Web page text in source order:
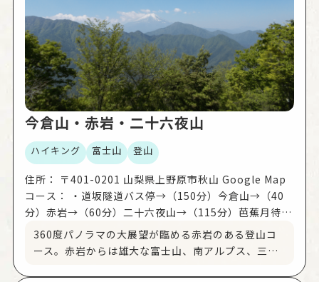
ばらく進み、落合橋を渡って九鬼の集落に入りま
す。橋を渡ってすぐ右に曲がると、落合水路橋（国
登録文化財）をくぐり抜けられるポイントも。
集落の中にある指標をたどって「愛宕神社コース」
か「杉山新道」に進みます。
＊眺望スポット リニア見晴台（杉山新道）、富士
見平
②田野倉駅側コース
田野倉駅から国道139号を富士吉田方面へ向かいま
す。道の駅つるに向かう「大原橋東」の信号を目指
して進むと「門前入口バス停」があるので左折して
踏切を渡ります。
登山道の案内に沿って坂を登っていくと、林道に入
「池ノ山コース」、そのまま林道を進むのが「札金
沢コース」です。
＊眺望スポット 富士山・リニアビュースポット
今倉山・赤岩・二十六夜山
ハイキング 富士山 登山
住所：
〒401-0201 山梨県上野原市秋山 Google Map
コース：
・道坂隧道バス停→（150分）今倉山→（40
分）赤岩→（60分）二十六夜山→（115分）芭蕉月待ち
の湯（芭蕉月待ちの湯バス停） ・芭蕉月待ちの湯（芭
蕉月待ちの湯バス停）→（135分）二十六夜山→（90
360度パノラマの大展望が臨める赤岩のある登山コ
ース。赤岩からは雄大な富士山、南アルプス、三ツ